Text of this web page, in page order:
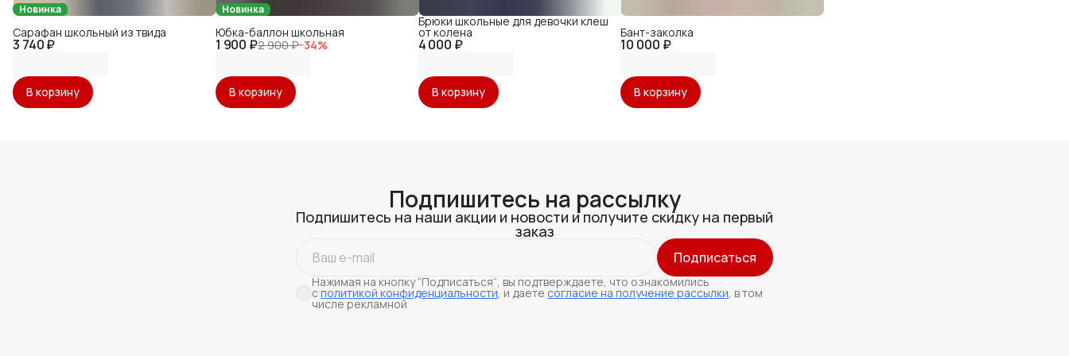
Новинка
3 740 ₽
Сарафан школьный из твида
В корзину
Новинка
1 900 ₽2 900 ₽−34%
Юбка-баллон школьная
В корзину
4 000 ₽
Брюки школьные для девочки клеш
от колена
В корзину
10 000 ₽
Бант-заколка
В корзину
Подпишитесь на рассылку
Подпишитесь на наши акции и новости и получите скидку на первый
заказ
Подписаться
Нажимая на кнопку “Подписаться“, вы подтверждаете, что ознакомились
сполитикой конфиденциальности, и даете согласие на получение рассылки, в том
числе рекламной